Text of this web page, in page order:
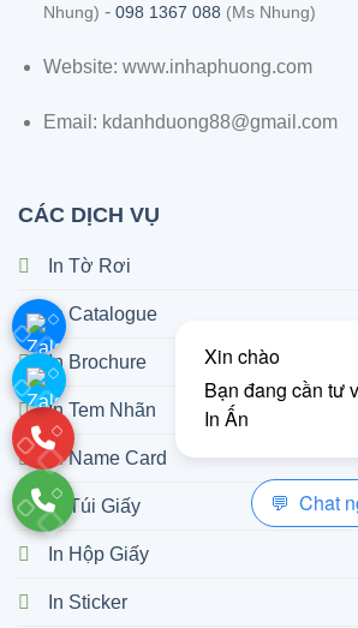
Nhung) - 098 1367 088 (Ms Nhung)
Website: www.inhaphuong.com
Email: kdanhduong88@gmail.com
CÁC DỊCH VỤ
In Tờ Rơi
In Catalogue
In Brochure
In Tem Nhãn
In Name Card
In Túi Giấy
In Hộp Giấy
In Sticker